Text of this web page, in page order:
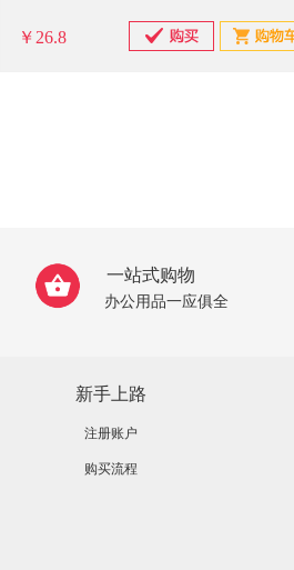
￥26.8
一站式购物
办公用品一应俱全
新手上路
注册账户
购买流程